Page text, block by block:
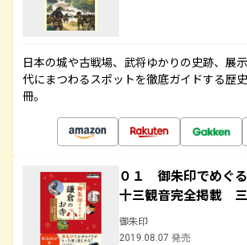
日本の城や古戦場、武将ゆかりの史跡、展
代にまつわるスポットを徹底ガイドする歴
冊。
０１ 御朱印でめぐ
十三観音完全掲載
御朱印
2019.08.07 発売